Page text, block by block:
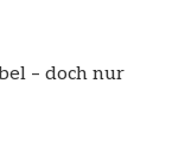
– doch nur